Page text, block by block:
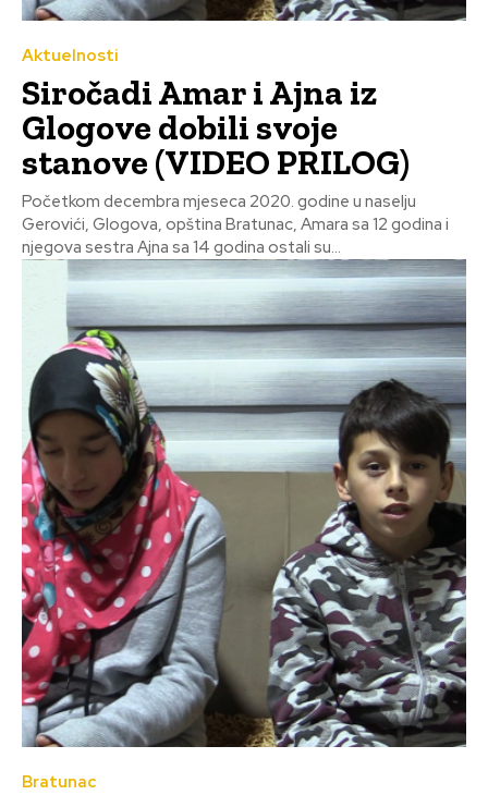
Aktuelnosti
Siročadi Amar i Ajna iz
Glogove dobili svoje
stanove (VIDEO PRILOG)
Početkom decembra mjeseca 2020. godine u naselju
Gerovići, Glogova, opština Bratunac, Amara sa 12 godina i
njegova sestra Ajna sa 14 godina ostali su...
Bratunac